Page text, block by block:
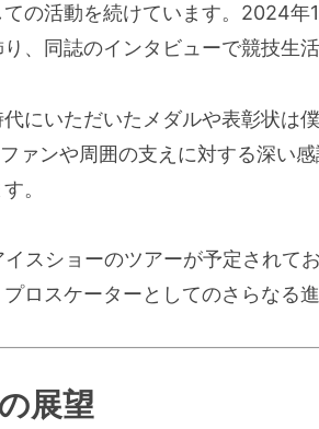
の活動を続けています。2024
、同誌のインタビューで競技生
にいただいたメダルや表彰状は
ァンや周囲の支えに対する深い
。
スショーのツアーが予定され
ロスケーターとしてのさらなる
展望